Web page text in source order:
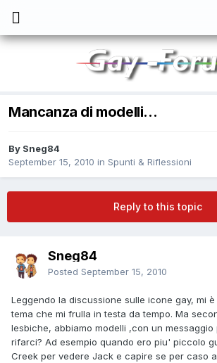
Mancanza di modelli...
By Sneg84
September 15, 2010 in Spunti & Riflessioni
Reply to this topic
Sneg84
Posted September 15, 2010
Leggendo la discussione sulle icone gay, mi
tema che mi frulla in testa da tempo. Ma
lesbiche, abbiamo modelli ,con un messaggio
rifarci? Ad esempio quando ero piu' piccolo
Creek per vedere Jack e capire se per caso